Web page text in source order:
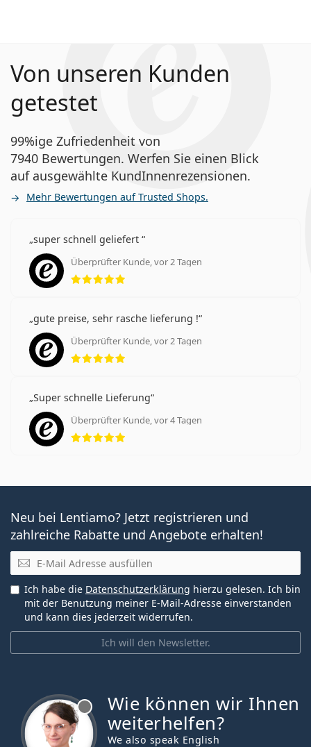
Von unseren Kunden
getestet
99%ige Zufriedenheit von
7940 Bewertungen. Werfen Sie einen Blick
auf ausgewählte KundInnenrezensionen.
Mehr Bewertungen auf Trusted Shops.
super schnell geliefert
Überprüfter Kunde, vor 2 Tagen
Bewertung 5 aus 5
gute preise, sehr rasche lieferung !
Überprüfter Kunde, vor 2 Tagen
Bewertung 5 aus 5
Super schnelle Lieferung
Überprüfter Kunde, vor 4 Tagen
Bewertung 5 aus 5
Neu bei Lentiamo? Jetzt registrieren und
zahlreiche Rabatte und Angebote erhalten!
E-Mail
Ich will den Newsletter.
Ich habe die Datenschutzerklärung hierzu gelesen. Ich bin
mit der Benutzung meiner E-Mail-Adresse einverstanden
und kann dies jederzeit widerrufen.
Wie können wir Ihnen
weiterhelfen?
We also speak English